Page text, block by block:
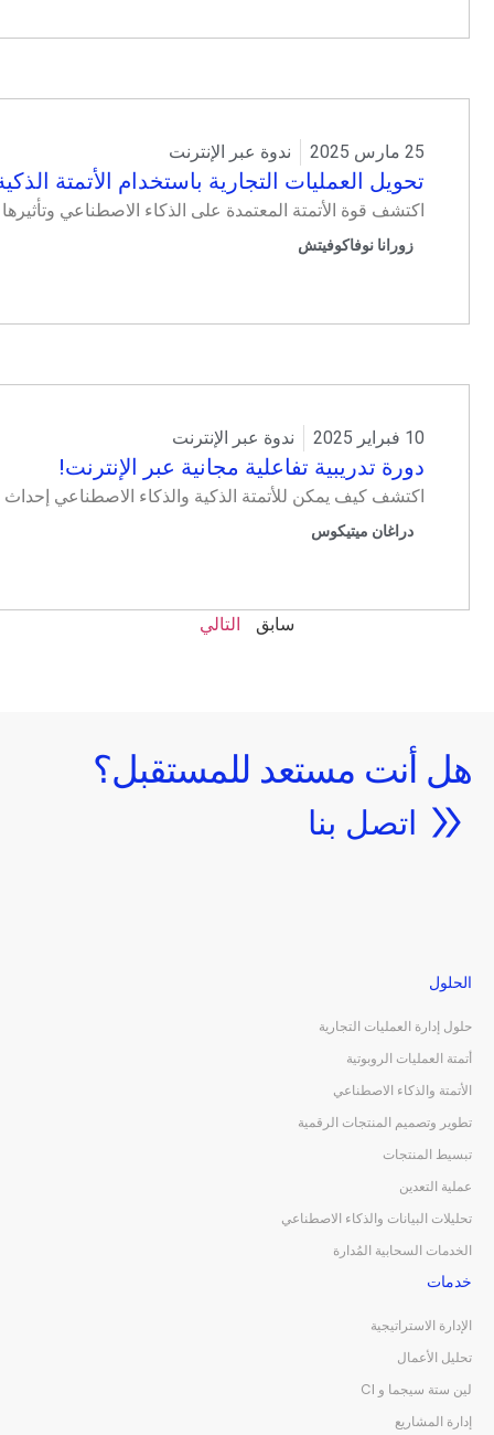
25 مارس 2025 ندوة عبر الإنترنت
تحويل العمليات التجارية باستخدام الأتمتة
اكتشف قوة الأتمتة المعتمدة على الذكاء الاصطناعي وتأثيرها
زورانا نوفاكوفيتش
10 فبراير 2025 ندوة عبر الإنترنت
دورة تدريبية تفاعلية مجانية عبر الإنترنت!
اكتشف كيف يمكن للأتمتة الذكية والذكاء الاصطناعي إحداث
دراغان ميتيكوس
سابق التالي
هل أنت مستعد للمستقبل؟
اتصل بنا
الحلول
حلول إدارة العمليات التجارية
أتمتة العمليات الروبوتية
الأتمتة والذكاء الاصطناعي
تطوير وتصميم المنتجات الرقمية
تبسيط المنتجات
عملية التعدين
تحليلات البيانات والذكاء الاصطناعي
الخدمات السحابية المُدارة
خدمات
الإدارة الاستراتيجية
تحليل الأعمال
لين ستة سيجما و CI
إدارة المشاريع